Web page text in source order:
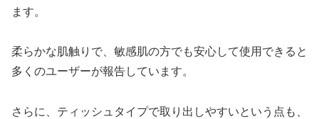
ます。
柔らかな肌触りで、敏感肌の方でも安心して使用できると
多くのユーザーが報告しています。
さらに、ティッシュタイプで取り出しやすいという点も、